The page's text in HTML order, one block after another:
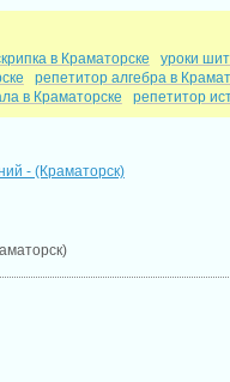
в Краматорске
уроки
репетитор алгебра в
в Краматорске репетитор
- (Краматорск)